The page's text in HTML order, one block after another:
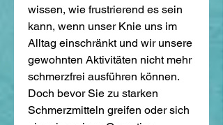
wissen, wie frustrierend es sein
kann, wenn unser Knie uns im
Alltag einschränkt und wir unsere
gewohnten Aktivitäten nicht mehr
schmerzfrei ausführen können.
Doch bevor Sie zu starken
Schmerzmitteln greifen oder sich